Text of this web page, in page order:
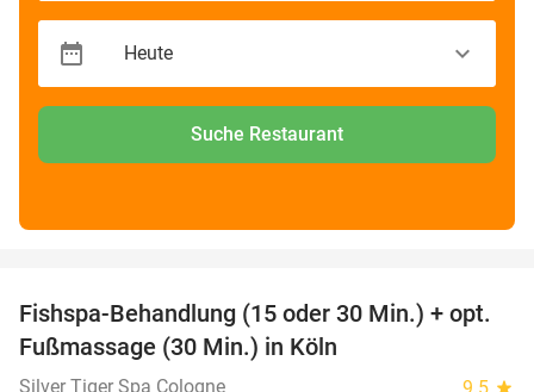
Suche Restaurant
36%
Fishspa-Behandlung (15 oder 30 Min.) + opt.
Fußmassage (30 Min.) in Köln
Silver Tiger Spa Cologne star